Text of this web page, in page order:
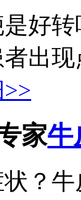
好
出
家牛
？